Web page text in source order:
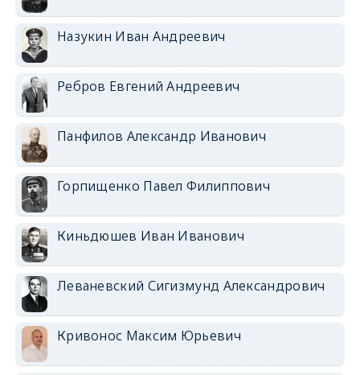
Назукин Иван Андреевич
Ребров Евгений Андреевич
Панфилов Александр Иванович
Горпищенко Павел Филиппович
Киньдюшев Иван Иванович
Леваневский Сигизмунд Александрович
Кривонос Максим Юрьевич